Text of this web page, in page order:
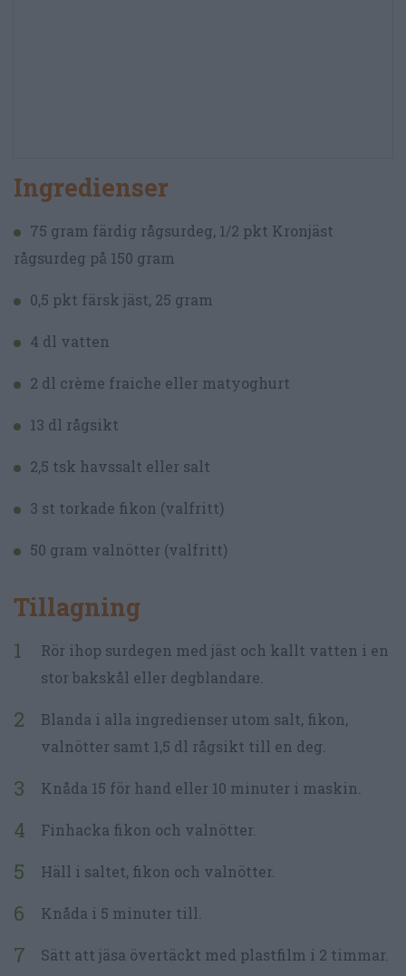
Ingredienser
75 gram färdig rågsurdeg, 1/2 pkt Kronjäst
rågsurdeg på 150 gram
0,5 pkt färsk jäst, 25 gram
4 dl vatten
2 dl crème fraiche eller matyoghurt
13 dl rågsikt
2,5 tsk havssalt eller salt
3 st torkade fikon (valfritt)
50 gram valnötter (valfritt)
Tillagning
Rör ihop surdegen med jäst och kallt vatten i en
stor bakskål eller degblandare.
Blanda i alla ingredienser utom salt, fikon,
valnötter samt 1,5 dl rågsikt till en deg.
Knåda 15 för hand eller 10 minuter i maskin.
Finhacka fikon och valnötter.
Häll i saltet, fikon och valnötter.
Knåda i 5 minuter till.
Sätt att jäsa övertäckt med plastfilm i 2 timmar.